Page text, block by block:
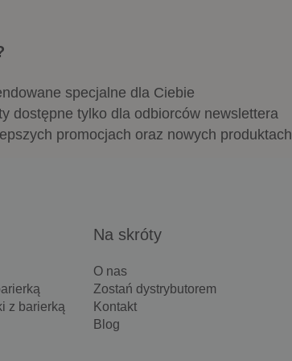
specjalne dla Ciebie
dostępne tylko dla odbiorców newslettera
promocjach oraz nowych produktach
z barierką
Na skróty
O nas
Zostań dystrybutorem
Kontakt
Blog